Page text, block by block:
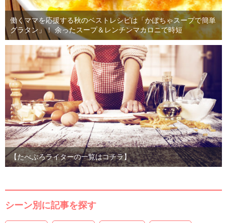
働くママを応援する秋のベストレシピは「かぼちゃスープで簡単
グラタン」！ 余ったスープ＆レンチンマカロニで時短
【たべぷろライターの一覧はコチラ】
シーン別に記事を探す